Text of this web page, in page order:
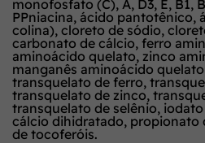
monofosfato (C), A, D3, E, B1,
PPniacina, ácido pantotênico,
colina), cloreto de sódio,
carbonato de cálcio, ferro
aminoácido quelato, zinco
manganês aminoácido
transquelato de ferro,
transquelato de zinco,
transquelato de selênio,
cálcio dihidratado, propionato
de tocoferóis.